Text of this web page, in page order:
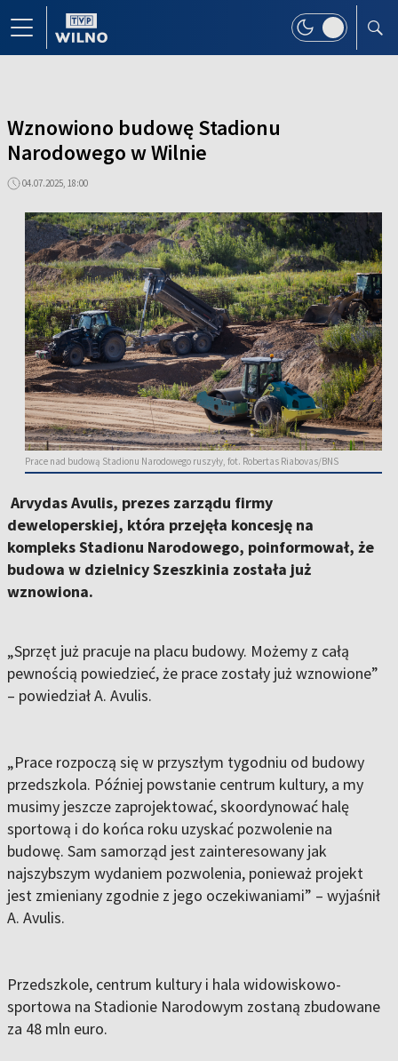
Wznowiono budowę Stadionu
Narodowego w Wilnie
04.07.2025, 18:00
Prace nad budową Stadionu Narodowego ruszyły, fot. Robertas Riabovas/BNS
Arvydas Avulis, prezes zarządu firmy
deweloperskiej, która przejęła koncesję na
kompleks Stadionu Narodowego, poinformował, że
budowa w dzielnicy Szeszkinia została już
wznowiona.
„Sprzęt już pracuje na placu budowy. Możemy z całą
pewnością powiedzieć, że prace zostały już wznowione”
– powiedział A. Avulis.
„Prace rozpoczą się w przyszłym tygodniu od budowy
przedszkola. Później powstanie centrum kultury, a my
musimy jeszcze zaprojektować, skoordynować halę
sportową i do końca roku uzyskać pozwolenie na
budowę. Sam samorząd jest zainteresowany jak
najszybszym wydaniem pozwolenia, ponieważ projekt
jest zmieniany zgodnie z jego oczekiwaniami” – wyjaśnił
A. Avulis.
Przedszkole, centrum kultury i hala widowiskowo-
sportowa na Stadionie Narodowym zostaną zbudowane
za 48 mln euro.